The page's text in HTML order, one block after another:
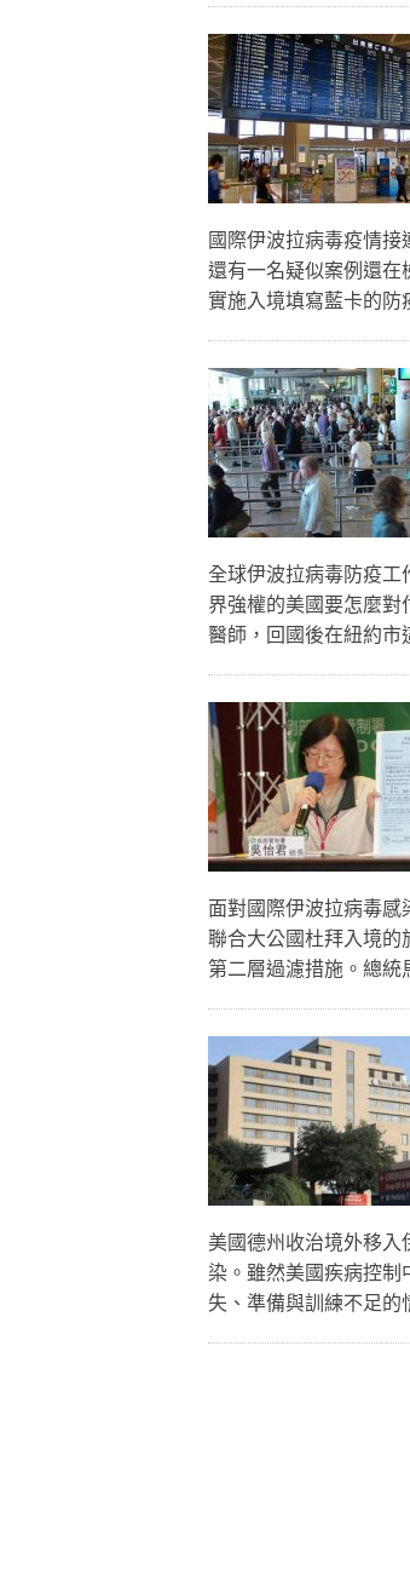
國際伊波拉病毒疫情
還有一名疑似案例還在
實施入境填寫藍卡的防
全球伊波拉病毒防疫工
界強權的美國要怎麼對
醫師，回國後在紐約市
面對國際伊波拉病毒感
聯合大公國杜拜入境的
第二層過濾措施。總統
美國德州收治境外移
染。雖然美國疾病控
失、準備與訓練不足的